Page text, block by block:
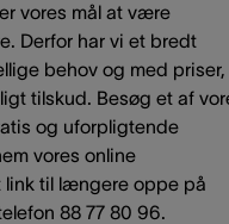
vores mål at være
Derfor har vi et bredt
behov og med priser,
tilskud. Besøg et af
og uforpligtende
vores online
link til længere oppe på
88 77 80 96.